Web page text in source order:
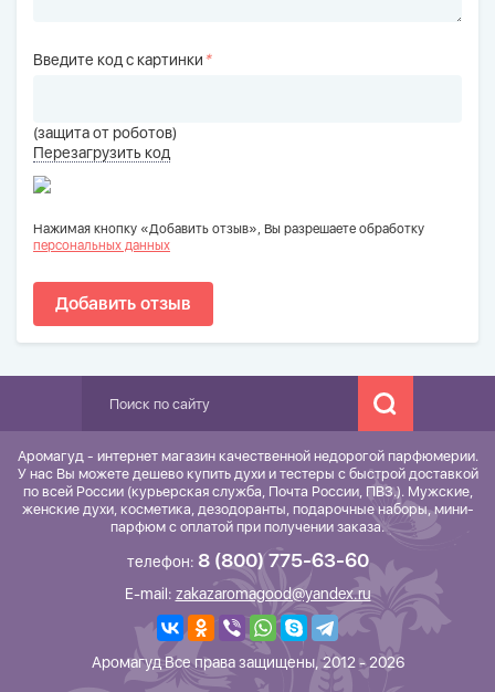
Введите код с картинки*
(защита от роботов)
Перезагрузить код
Нажимая кнопку «Добавить отзыв», Вы разрешаете обработку
персональных данных
Добавить отзыв
Аромагуд - интернет магазин качественной недорогой парфюмерии.
У нас Вы можете дешево купить духи и тестеры с быстрой доставкой
по всей России (курьерская служба, Почта России, ПВЗ.). Мужские,
женские духи, косметика, дезодоранты, подарочные наборы, мини-
парфюм с оплатой при получении заказа.
телефон: 8 (800) 775-63-60
E-mail: zakazaromagood@yandex.ru
Аромагуд Все права защищены, 2012 - 2026